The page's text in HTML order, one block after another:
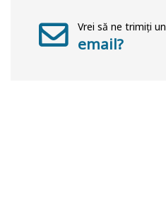
Vrei să ne trimiți un
email?